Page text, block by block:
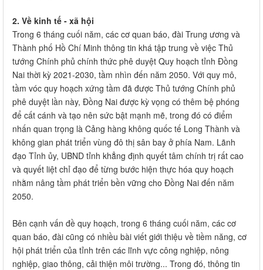
2. Về kinh tế - xã hội
Trong 6 tháng cuối năm, các cơ quan báo, đài Trung ương và
Thành phố Hồ Chí Minh thông tin khá tập trung về việc Thủ
tướng Chính phủ chính thức phê duyệt Quy hoạch tỉnh Đồng
Nai thời kỳ 2021-2030, tầm nhìn đến năm 2050. Với quy mô,
tầm vóc quy hoạch xứng tầm đã được Thủ tướng Chính phủ
phê duyệt lần này, Đồng Nai được kỳ vọng có thêm bệ phóng
để cất cánh và tạo nên sức bật mạnh mẽ, trong đó có điểm
nhấn quan trọng là Cảng hàng không quốc tế Long Thành và
không gian phát triển vùng đô thị sân bay ở phía Nam. Lãnh
đạo Tỉnh ủy, UBND tỉnh khẳng định quyết tâm chính trị rất cao
và quyết liệt chỉ đạo để từng bước hiện thực hóa quy hoạch
nhằm nâng tầm phát triển bền vững cho Đồng Nai đến năm
2050.
Bên cạnh vấn đề quy hoạch, trong 6 tháng cuối năm, các cơ
quan báo, đài cũng có nhiều bài viết giới thiệu về tiềm năng, cơ
hội phát triển của tỉnh trên các lĩnh vực công nghiệp, nông
nghiệp, giao thông, cải thiện môi trường... Trong đó, thông tin